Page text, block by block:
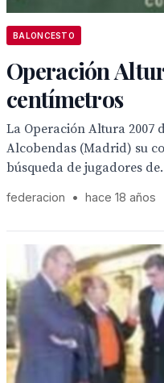
BALONCESTO
Operación
centímetros
La Operación Altura 2007
Alcobendas (Madrid) su
búsqueda de jugadores
federacion • hace 18 años